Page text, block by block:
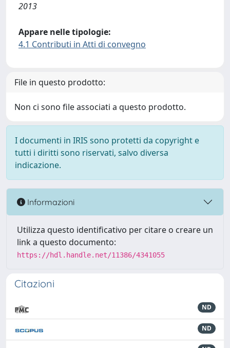
2013
Appare nelle tipologie:
4.1 Contributi in Atti di convegno
File in questo prodotto:
Non ci sono file associati a questo prodotto.
I documenti in IRIS sono protetti da copyright e
tutti i diritti sono riservati, salvo diversa
indicazione.
Informazioni
Utilizza questo identificativo per citare o creare un
link a questo documento:
https://hdl.handle.net/11386/4341055
Citazioni
ND
ND